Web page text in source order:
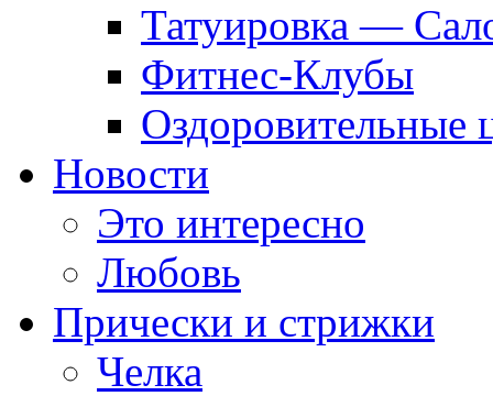
Татуировка —
Фитнес-Клубы
Оздоровительные
Новости
Это интересно
Любовь
Прически и стрижки
Челка